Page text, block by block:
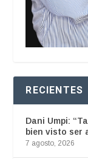
RECIENTES
Dani Umpi:
bien visto ser
7 agosto, 2026